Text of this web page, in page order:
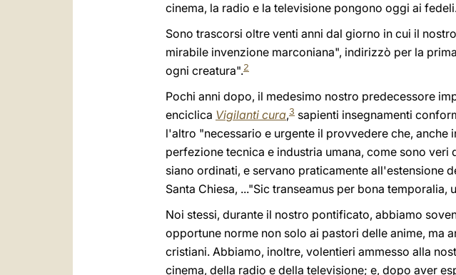
cinema, la radio e la televisione pongono oggi ai
Sono trascorsi oltre venti anni dal giorno in cui il
mirabile invenzione marconiana", indirizzò per la
ogni creatura".2
Pochi anni dopo, il medesimo nostro predecessore
enciclica Vigilanti cura,3 sapienti insegnamenti
l'altro "necessario e urgente il provvedere che, anche
perfezione tecnica e industria umana, come sono
siano ordinati, e servano praticamente all'estensione
Santa Chiesa, ..."Sic transeamus per bona temporalia,
Noi stessi, durante il nostro pontificato, abbiamo
opportune norme non solo ai pastori delle anime, ma
cristiani. Abbiamo, inoltre, volentieri ammesso alla
cinema, della radio e della televisione; e, dopo aver